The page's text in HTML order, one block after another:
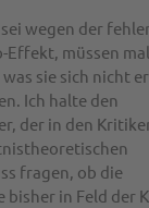
wegen der
Effekt, müssen mal
sie sich nicht
Ich halte den
der in den
fragen, ob die
bisher in Feld der